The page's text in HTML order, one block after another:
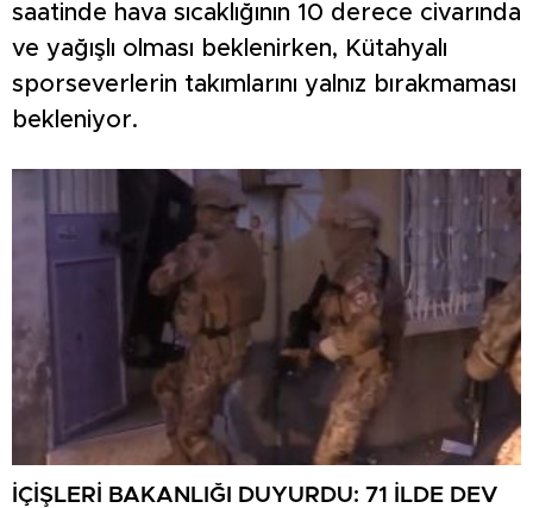
saatinde hava sıcaklığının 10 derece civarında
ve yağışlı olması beklenirken, Kütahyalı
sporseverlerin takımlarını yalnız bırakmaması
bekleniyor.
İÇİŞLERİ BAKANLIĞI DUYURDU: 71 İLDE DEV